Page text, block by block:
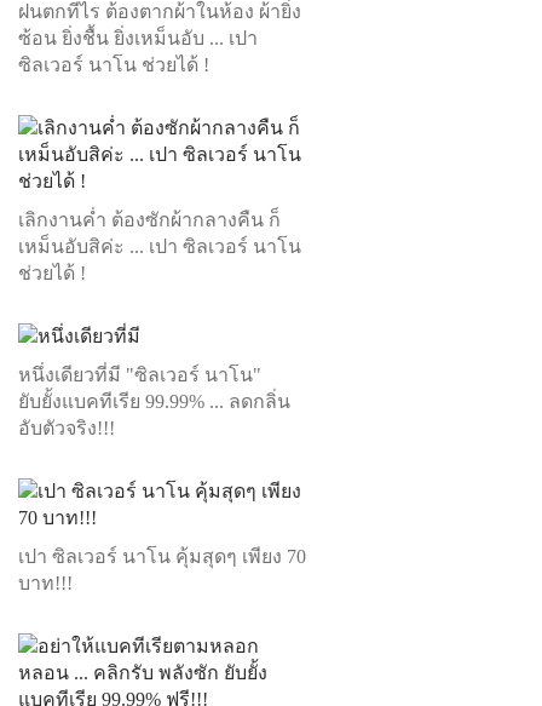
ฝนตกทีไร ต้องตากผ้าในห้อง ผ้ายิ่ง
ซ้อน ยิ่งชื้น ยิ่งเหม็นอับ ... เปา
ซิลเวอร์ นาโน ช่วยได้ !
เลิกงานค่ำ ต้องซักผ้ากลางคืน ก็
เหม็นอับสิค่ะ ... เปา ซิลเวอร์ นาโน
ช่วยได้ !
หนึ่งเดียวที่มี "ซิลเวอร์ นาโน"
ยับยั้งแบคทีเรีย 99.99% ... ลดกลิ่น
อับตัวจริง!!!
เปา ซิลเวอร์ นาโน คุ้มสุดๆ เพียง 70
บาท!!!